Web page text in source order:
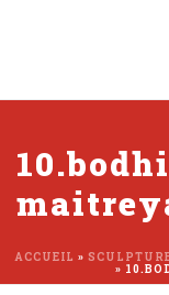
ACCUEIL »
»